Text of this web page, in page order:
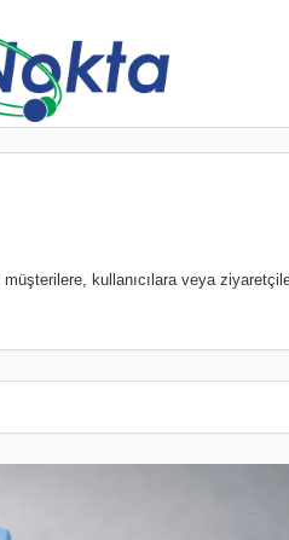
kullanıcılara veya